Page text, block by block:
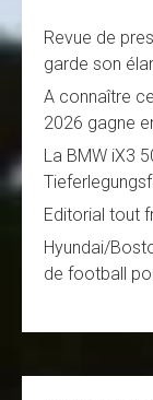
Revue de
garde son
A connaître
2026 gagne
La BMW iX3
Editorial tout
Hyundai/
de football